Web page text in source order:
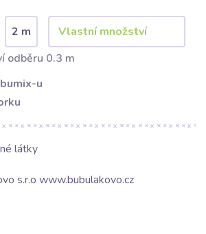
2 m
odběru 0.3 m
u
látky
s.r.o www.bubulakovo.cz